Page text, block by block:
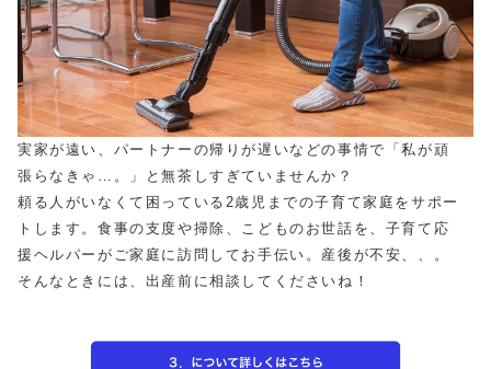
実家が遠い、パートナーの帰りが遅いなどの事情で「私が頑
張らなきゃ…。」と無茶しすぎていませんか？
頼る人がいなくて困っている2歳児までの子育て家庭をサポー
トします。食事の支度や掃除、こどものお世話を、子育て応
援ヘルパーがご家庭に訪問してお手伝い。産後が不安、、。
そんなときには、出産前に相談してくださいね！